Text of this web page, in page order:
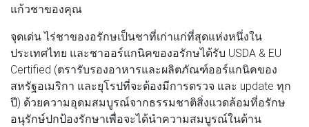
แก้วชาของคุณ
จุดเด่น ไร่ชาของอรักษเป็นชาที่เก่าแก่ที่สุดแห่งหนึ่งใน
ประเทศไทย และชาออร์แกนิคของอรักษได้รับ USDA & EU
Certified (ตรารับรองอาหารและผลิตภัณฑ์ออร์แกนิคของ
สหรัฐอเมริกา และยุโรปที่จะต้องมีการตรวจ และ update ทุก
ปี) ด้วยความอุดมสมบูรณ์จากธรรมชาติสิ่งแวดล้อมที่อรักษ
อนุรักษ์ปกป้องรักษาเพื่อจะได้นำความสมบูรณ์ในด้าน